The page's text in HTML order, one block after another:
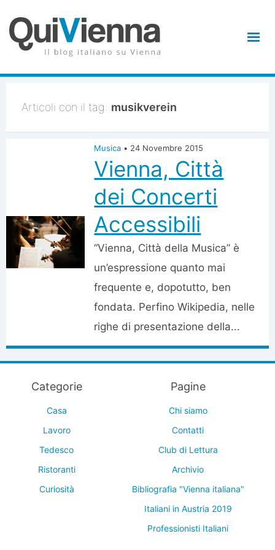
Articoli con il tag: musikverein
Musica • 24 Novembre 2015
Vienna, Città
dei Concerti
Accessibili
“Vienna, Città della Musica” è
un’espressione quanto mai
frequente e, dopotutto, ben
fondata. Perfino Wikipedia, nelle
righe di presentazione della...
Categorie
Casa
Lavoro
Tedesco
Ristoranti
Curiosità
Pagine
Chi siamo
Contatti
Club di Lettura
Archivio
Bibliografia "Vienna italiana"
Italiani in Austria 2019
Professionisti Italiani